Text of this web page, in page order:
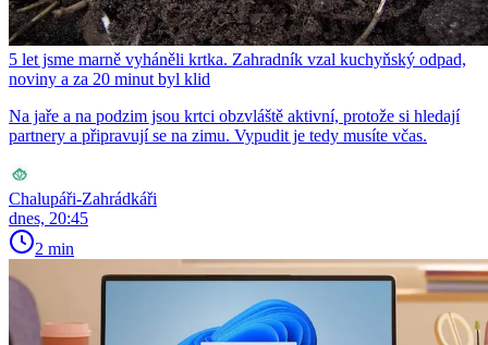
5 let jsme marně vyháněli krtka. Zahradník vzal kuchyňský odpad,
noviny a za 20 minut byl klid
Na jaře a na podzim jsou krtci obzvláště aktivní, protože si hledají
partnery a připravují se na zimu. Vypudit je tedy musíte včas.
Chalupáři-Zahrádkáři
dnes, 20:45
2 min